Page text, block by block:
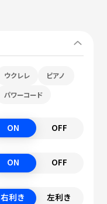
ウクレレ ピアノ
パワーコード
ON OFF
ON OFF
右利き 左利き